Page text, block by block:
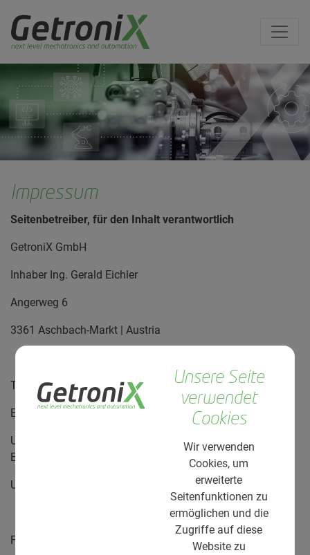
Impressum
Seitenbetreiber, für den Inhalt verantwortlich
GetroniX GmbH
Inhaber Ing. Gerald Eichler
Angerweg 6
3361 Aschbach-Markt | Austria
Tel: +43 676 9440910
E-Mail:office@getronix.at
Unternehmensgegenstand: Mechatronik für
Elektromaschinen
UID-Nr: ATU79803438
Firmenbuchnr.: FN 611189 h
Unsere Seite
verwendet
Cookies
Wir verwenden
Cookies, um
erweiterte
Seitenfunktionen zu
ermöglichen und die
Zugriffe auf diese
Website zu